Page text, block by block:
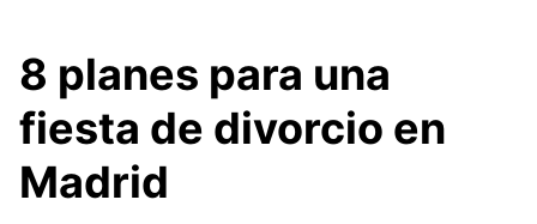
8 planes para una
fiesta de divorcio en
Madrid